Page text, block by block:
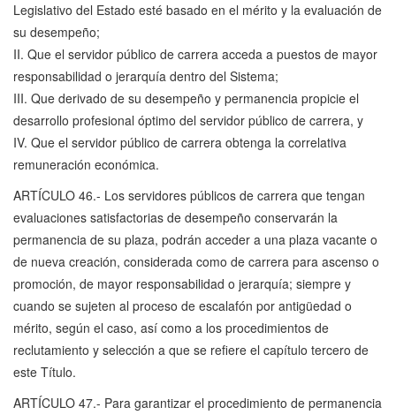
Legislativo del Estado esté basado en el mérito y la evaluación de
su desempeño;
II. Que el servidor público de carrera acceda a puestos de mayor
responsabilidad o jerarquía dentro del Sistema;
III. Que derivado de su desempeño y permanencia propicie el
desarrollo profesional óptimo del servidor público de carrera, y
IV. Que el servidor público de carrera obtenga la correlativa
remuneración económica.
ARTÍCULO 46.- Los servidores públicos de carrera que tengan
evaluaciones satisfactorias de desempeño conservarán la
permanencia de su plaza, podrán acceder a una plaza vacante o
de nueva creación, considerada como de carrera para ascenso o
promoción, de mayor responsabilidad o jerarquía; siempre y
cuando se sujeten al proceso de escalafón por antigüedad o
mérito, según el caso, así como a los procedimientos de
reclutamiento y selección a que se refiere el capítulo tercero de
este Título.
ARTÍCULO 47.- Para garantizar el procedimiento de permanencia